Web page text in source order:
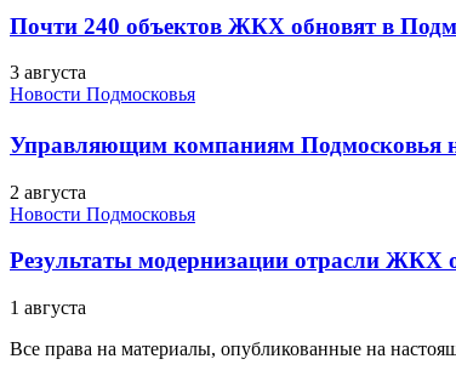
Почти 240 объектов ЖКХ обновят в
3 августа
Новости Подмосковья
Управляющим компаниям Подмосковья
2 августа
Новости Подмосковья
Результаты модернизации отрасли ЖКХ
1 августа
Все права на материалы, опубликованные на